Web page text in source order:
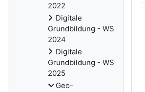
2022
Digitale
Grundbildung - WS
2024
Digitale
Grundbildung - WS
2025
Geo-